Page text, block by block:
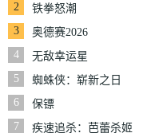
2
铁拳怒潮
3
奥德赛2026
4
无敌幸运星
5
蜘蛛侠：崭新之日
6
保镖
7
疾速追杀：芭蕾杀姬